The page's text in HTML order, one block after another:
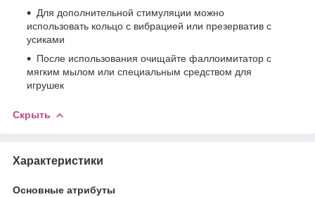
Для дополнительной стимуляции можно
использовать кольцо с вибрацией или презерватив с
усиками
После использования очищайте фаллоимитатор с
мягким мылом или специальным средством для
игрушек
Скрыть
Характеристики
Основные атрибуты